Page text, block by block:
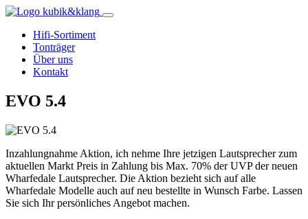
Hifi-Sortiment
Tonträger
Über uns
Kontakt
EVO 5.4
Inzahlungnahme Aktion, ich nehme Ihre jetzigen Lautsprecher zum
aktuellen Markt Preis in Zahlung bis Max. 70% der UVP der neuen
Wharfedale Lautsprecher. Die Aktion bezieht sich auf alle
Wharfedale Modelle auch auf neu bestellte in Wunsch Farbe. Lassen
Sie sich Ihr persönliches Angebot machen.